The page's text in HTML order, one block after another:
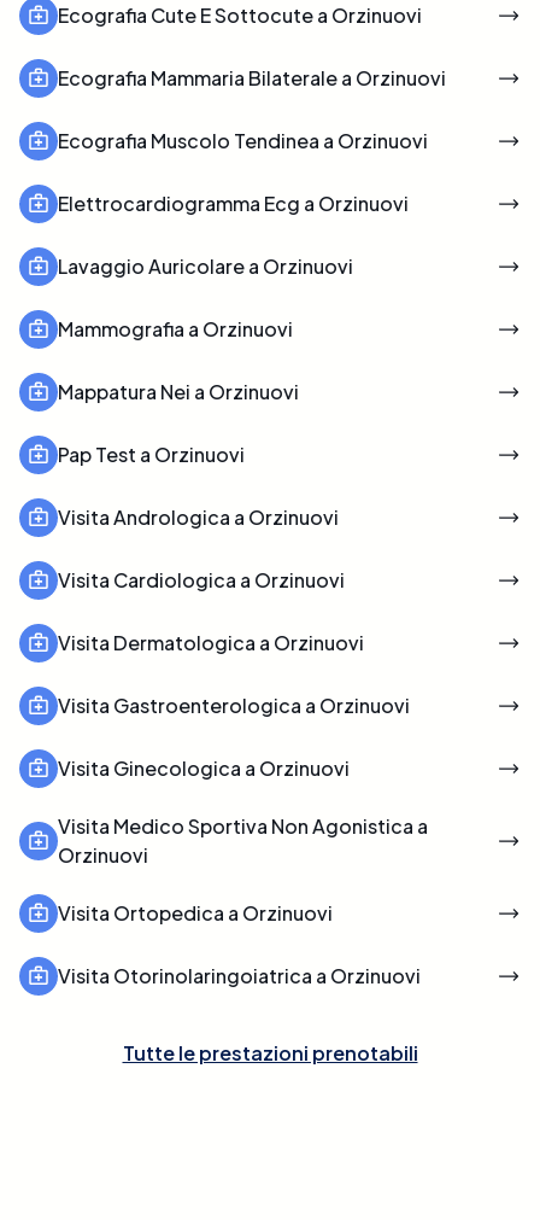
Ecografia Cute E Sottocute a Orzinuovi
Ecografia Mammaria Bilaterale a Orzinuovi
Ecografia Muscolo Tendinea a Orzinuovi
Elettrocardiogramma Ecg a Orzinuovi
Lavaggio Auricolare a Orzinuovi
Mammografia a Orzinuovi
Mappatura Nei a Orzinuovi
Pap Test a Orzinuovi
Visita Andrologica a Orzinuovi
Visita Cardiologica a Orzinuovi
Visita Dermatologica a Orzinuovi
Visita Gastroenterologica a Orzinuovi
Visita Ginecologica a Orzinuovi
Visita Medico Sportiva Non Agonistica a
Orzinuovi
Visita Ortopedica a Orzinuovi
Visita Otorinolaringoiatrica a Orzinuovi
Tutte le prestazioni prenotabili